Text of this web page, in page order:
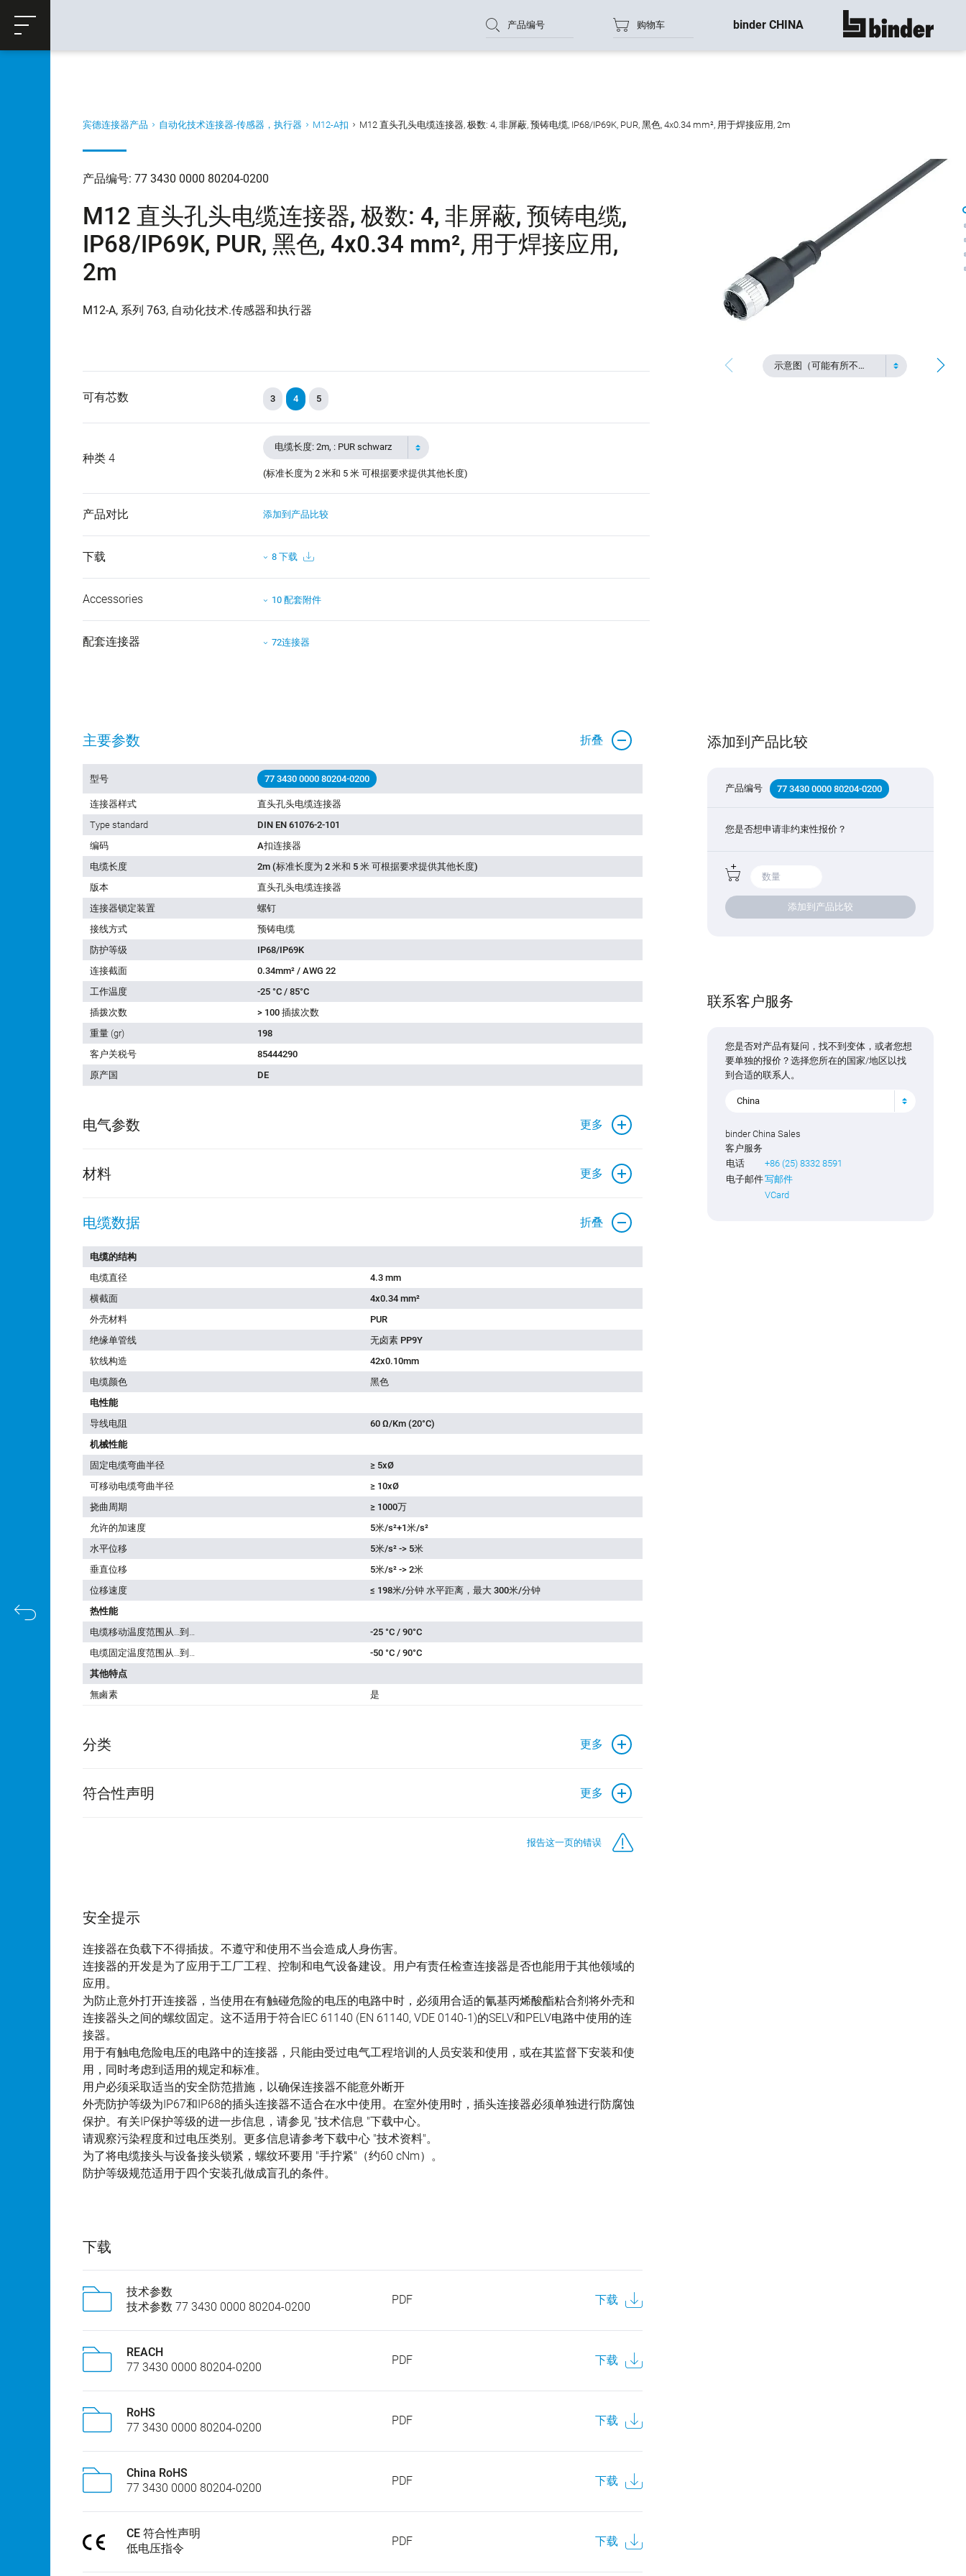
购物车
产品编号 购物车 binder CHINA 显示所有
宾德连接器产品 自动化技术连接器-传感器，执行器 M12-A扣 M12 直头孔头电缆连接器, 极数: 4, 非屏蔽, 预铸电缆, IP68/IP69K, PUR, 黑色, 4x0.34 mm², 用于焊接应用, 2m
产品编号: 77 3430 0000 80204-0200
M12 直头孔头电缆连接器, 极数: 4, 非屏蔽, 预铸电缆,
IP68/IP69K, PUR, 黑色, 4x0.34 mm², 用于焊接应用,
2m
M12-A, 系列 763, 自动化技术.传感器和执行器
示意图（可能有所不同）
可有芯数 3 4 5
种类 4
电缆长度: 2m, : PUR schwarz
(标准长度为 2 米和 5 米 可根据要求提供其他长度)
产品对比 添加到产品比较
下载 8 下载
Accessories 10 配套附件
配套连接器 72连接器
主要参数 折叠
型号 77 3430 0000 80204-0200
连接器样式
直头孔头电缆连接器
Type standard
DIN EN 61076-2-101
编码
A扣连接器
电缆长度
2m (标准长度为 2 米和 5 米 可根据要求提供其他长度)
版本
直头孔头电缆连接器
连接器锁定装置
螺钉
接线方式
预铸电缆
防护等级
IP68/IP69K
连接截面
0.34mm² / AWG 22
工作温度
-25 °C / 85°C
插拨次数
> 100 插拔次数
重量 (gr)
198
客户关税号
85444290
原产国
DE
电气参数 更多
材料 更多
电缆数据 折叠
电缆的结构
电缆直径
4.3 mm
横截面
4x0.34 mm²
外壳材料
PUR
绝缘单管线
无卤素 PP9Y
软线构造
42x0.10mm
电缆颜色
黑色
电性能
导线电阻
60 Ω/Km (20°C)
机械性能
固定电缆弯曲半径
≥ 5xØ
可移动电缆弯曲半径
≥ 10xØ
挠曲周期
≥ 1000万
允许的加速度
5米/s²+1米/s²
水平位移
5米/s² -> 5米
垂直位移
5米/s² -> 2米
位移速度
≤ 198米/分钟 水平距离，最大 300米/分钟
热性能
电缆移动温度范围从…到…
-25 °C / 90°C
电缆固定温度范围从…到…
-50 °C / 90°C
其他特点
無鹵素
是
分类 更多
符合性声明 更多
报告这一页的错误
安全提示
连接器在负载下不得插拔。不遵守和使用不当会造成人身伤害。
连接器的开发是为了应用于工厂工程、控制和电气设备建设。用户有责任检查连接器是否也能用于其他领域的
应用。
为防止意外打开连接器，当使用在有触碰危险的电压的电路中时，必须用合适的氰基丙烯酸酯粘合剂将外壳和
连接器头之间的螺纹固定。这不适用于符合IEC 61140 (EN 61140, VDE 0140-1)的SELV和PELV电路中使用的连
接器。
用于有触电危险电压的电路中的连接器，只能由受过电气工程培训的人员安装和使用，或在其监督下安装和使
用，同时考虑到适用的规定和标准。
用户必须采取适当的安全防范措施，以确保连接器不能意外断开
外壳防护等级为IP67和IP68的插头连接器不适合在水中使用。在室外使用时，插头连接器必须单独进行防腐蚀
保护。有关IP保护等级的进一步信息，请参见 "技术信息 "下载中心。
请观察污染程度和过电压类别。更多信息请参考下载中心 "技术资料"。
为了将电缆接头与设备接头锁紧，螺纹环要用 "手拧紧"（约60 cNm）。
防护等级规范适用于四个安装孔做成盲孔的条件。
下载
技术参数
技术参数 77 3430 0000 80204-0200
PDF 下载
REACH
77 3430 0000 80204-0200
PDF 下载
RoHS
77 3430 0000 80204-0200
PDF 下载
China RoHS
77 3430 0000 80204-0200
PDF 下载
CE 符合性声明
低电压指令
PDF 下载
添加到产品比较
产品编号 77 3430 0000 80204-0200
您是否想申请非约束性报价？
添加到产品比较
联系客户服务
您是否对产品有疑问，找不到变体，或者您想
要单独的报价？选择您所在的国家/地区以找
到合适的联系人。
China
binder China Sales
客户服务
电话
+86 (25) 8332 8591
电子邮件写邮件
VCard